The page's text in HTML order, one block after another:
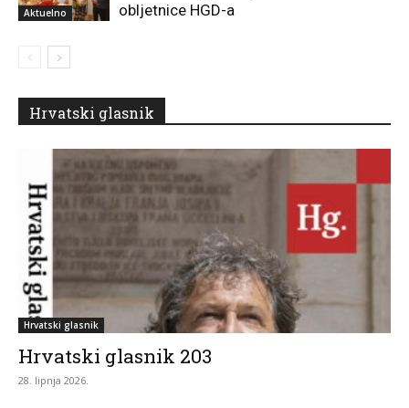
Aktuelno
obljetnice HGD-a
Hrvatski glasnik
Hrvatski glasnik
Hrvatski glasnik 203
28. lipnja 2026.